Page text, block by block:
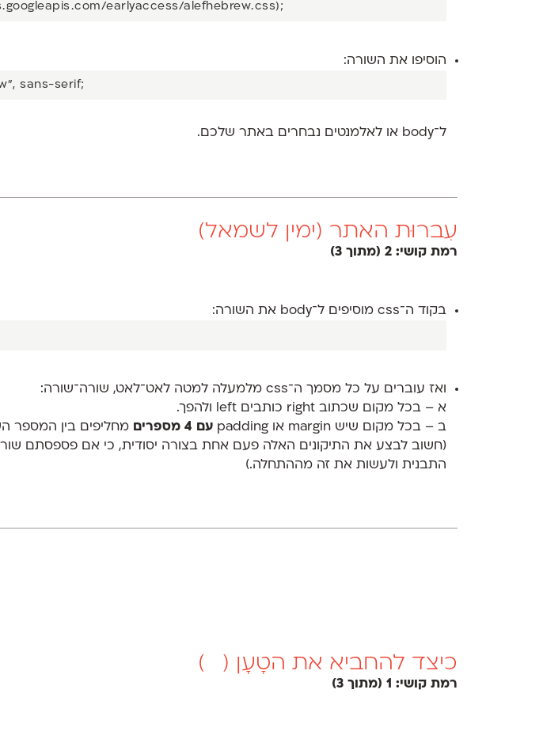
הוסיפו את השורה:
sans-serif;
ל־body או לאלמנטים נבחרים באתר שלכם.
עִברוּת האתר (ימין לשמאל)
רמת קושי: 2 (מתוך 3)
בקוד ה־css מוסיפים ל־body את השורה:
ואז עוברים על כל מסמך ה־css מלמעלה למטה לאט־לאט, שורה־שורה:
א – בכל מקום שכתוב right כותבים left ולהפך.
ב – בכל מקום שיש margin או padding
עם 4 מספרים
מחליפים בין המספר
(חשוב לבצע את התיקונים האלה פעם אחת בצורה יסודית, כי אם פספסתם
התבנית ולעשות את זה מההתחלה.)
כיצד להחביא את הטָעָן ( )
רמת קושי: 1 (מתוך 3)